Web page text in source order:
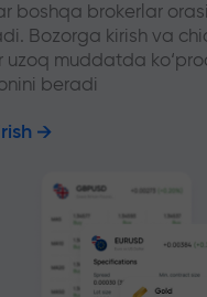
boshqa brokerlar
Bozorga kirish va
muddatda
beradi